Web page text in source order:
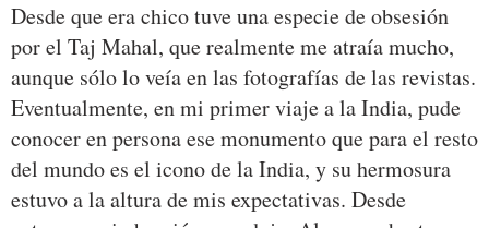
Desde que era chico tuve una especie de obsesión
por el Taj Mahal, que realmente me atraía mucho,
aunque sólo lo veía en las fotografías de las revistas.
Eventualmente, en mi primer viaje a la India, pude
conocer en persona ese monumento que para el resto
del mundo es el icono de la India, y su hermosura
estuvo a la altura de mis expectativas. Desde